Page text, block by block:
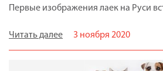
Первые изображения лаек на Руси
Читать далее 3 ноября 2020